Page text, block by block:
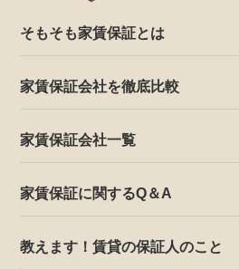
そもそも家賃保証とは
家賃保証会社を徹底比較
家賃保証会社一覧
家賃保証に関するQ＆A
教えます！賃貸の保証人のこと